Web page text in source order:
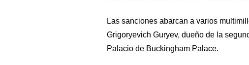
Las sanciones abarcan a varios
Grigoryevich Guryev, dueño de la
Palacio de Buckingham Palace.